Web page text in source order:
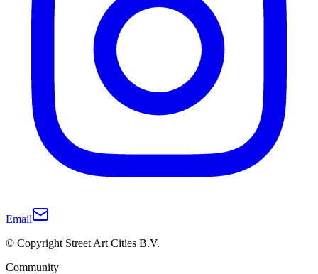
Email
© Copyright Street Art Cities B.V.
Community